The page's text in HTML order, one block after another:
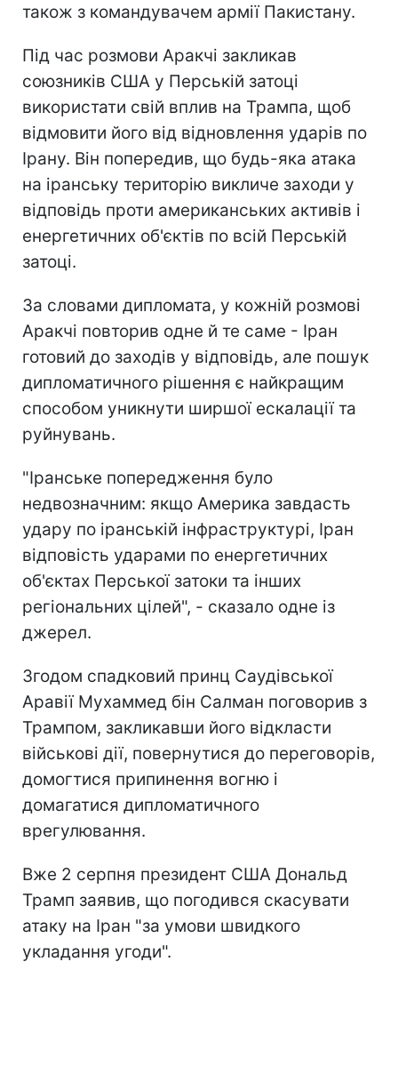
також з командувачем армії Пакистану.
Під час розмови Аракчі закликав
союзників США у Перській затоці
використати свій вплив на Трампа, щоб
відмовити його від відновлення ударів по
Ірану. Він попередив, що будь-яка атака
на іранську територію викличе заходи у
відповідь проти американських активів і
енергетичних об'єктів по всій Перській
затоці.
За словами дипломата, у кожній розмові
Аракчі повторив одне й те саме - Іран
готовий до заходів у відповідь, але пошук
дипломатичного рішення є найкращим
способом уникнути ширшої ескалації та
руйнувань.
"Іранське попередження було
недвозначним: якщо Америка завдасть
удару по іранській інфраструктурі, Іран
відповість ударами по енергетичних
об'єктах Перської затоки та інших
регіональних цілей", - сказало одне із
джерел.
Згодом спадковий принц Саудівської
Аравії Мухаммед бін Салман поговорив з
Трампом, закликавши його відкласти
військові дії, повернутися до переговорів,
домогтися припинення вогню і
домагатися дипломатичного
врегулювання.
Вже 2 серпня президент США Дональд
Трамп заявив, що погодився скасувати
атаку на Іран "за умови швидкого
укладання угоди".